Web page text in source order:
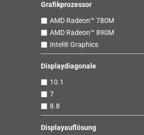
Grafikprozessor
AMD Radeon™ 780M
AMD Radeon™ 890M
Intel® Graphics
Displaydiagonale
10.1
7
8.8
Displayauflösung